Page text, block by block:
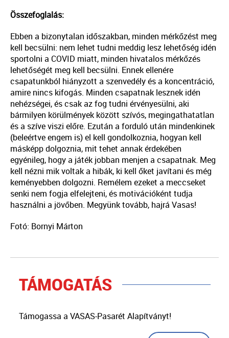
Összefoglalás:
Ebben a bizonytalan időszakban, minden mérkőzést meg
kell becsülni: nem lehet tudni meddig lesz lehetőség idén
sportolni a COVID miatt, minden hivatalos mérkőzés
lehetőségét meg kell becsülni. Ennek ellenére
csapatunkból hiányzott a szenvedély és a koncentráció,
amire nincs kifogás. Minden csapatnak lesznek idén
nehézségei, és csak az fog tudni érvényesülni, aki
bármilyen körülmények között szívós, megingathatatlan
és a szíve viszi előre. Ezután a forduló után mindenkinek
(beleértve engem is) el kell gondolkoznia, hogyan kell
másképp dolgoznia, mit tehet annak érdekében
egyénileg, hogy a játék jobban menjen a csapatnak. Meg
kell nézni mik voltak a hibák, ki kell őket javítani és még
keményebben dolgozni. Remélem ezeket a meccseket
senki nem fogja elfelejteni, és motivációként tudja
használni a jövőben. Megyünk tovább, hajrá Vasas!
Fotó: Bornyi Márton
TÁMOGATÁS
Támogassa a VASAS-Pasarét Alapítványt!